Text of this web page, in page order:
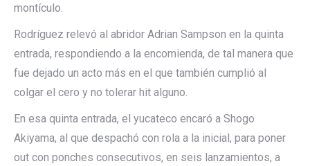
montículo.
Rodríguez relevó al abridor Adrian Sampson en la quinta
entrada, respondiendo a la encomienda, de tal manera que
fue dejado un acto más en el que también cumplió al
colgar el cero y no tolerar hit alguno.
En esa quinta entrada, el yucateco encaró a Shogo
Akiyama, al que despachó con rola a la inicial, para poner
out con ponches consecutivos, en seis lanzamientos, a